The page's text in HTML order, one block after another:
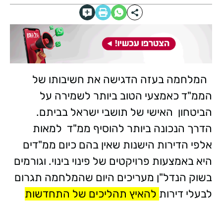
המלחמה בעזה הדגישה את חשיבותו של
הממ"ד כאמצעי הטוב ביותר לשמירה על
הביטחון האישי של תושבי ישראל בביתם.
הדרך הנכונה ביותר להוסיף ממ"ד למאות
אלפי הדירות הישנות שאין בהם כיום ממ"דים
היא באמצעות פרויקטים של פינוי בינוי. וגורמים
בשוק הנדל"ן מעריכים היום שהמלחמה תגרום
לבעלי דירות להאיץ תהליכים של התחדשות